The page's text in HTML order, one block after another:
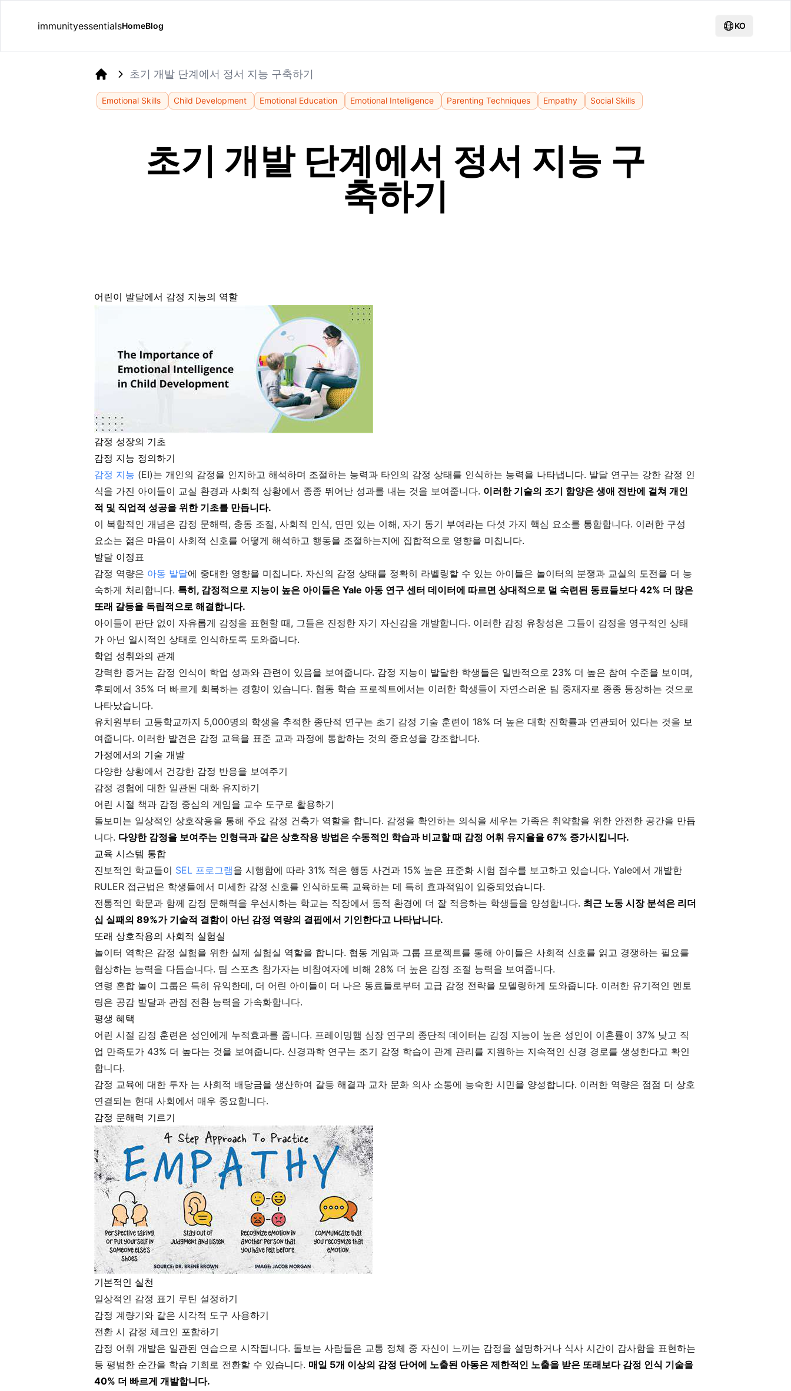
immunityessentialsHomeBlog KO
초기 개발 단계에서 정서 지능 구축하기
Emotional Skills Child Development Emotional Education Emotional Intelligence Parenting Techniques Empathy Social Skills
초기 개발 단계에서 정서 지능 구
축하기
어린이 발달에서 감정 지능의 역할
감정 성장의 기초
감정 지능 정의하기
감정 지능 (EI)는 개인의 감정을 인지하고 해석하며 조절하는 능력과 타인의 감정 상태를 인식하는 능력을 나타냅니다. 발달 연구는 강한 감정 인
식을 가진 아이들이 교실 환경과 사회적 상황에서 종종 뛰어난 성과를 내는 것을 보여줍니다. 이러한 기술의 조기 함양은 생애 전반에 걸쳐 개인
적 및 직업적 성공을 위한 기초를 만듭니다.
이 복합적인 개념은 감정 문해력, 충동 조절, 사회적 인식, 연민 있는 이해, 자기 동기 부여라는 다섯 가지 핵심 요소를 통합합니다. 이러한 구성
요소는 젊은 마음이 사회적 신호를 어떻게 해석하고 행동을 조절하는지에 집합적으로 영향을 미칩니다.
발달 이정표
감정 역량은 아동 발달에 중대한 영향을 미칩니다. 자신의 감정 상태를 정확히 라벨링할 수 있는 아이들은 놀이터의 분쟁과 교실의 도전을 더 능
숙하게 처리합니다. 특히, 감정적으로 지능이 높은 아이들은 Yale 아동 연구 센터 데이터에 따르면 상대적으로 덜 숙련된 동료들보다 42% 더 많은
또래 갈등을 독립적으로 해결합니다.
아이들이 판단 없이 자유롭게 감정을 표현할 때, 그들은 진정한 자기 자신감을 개발합니다. 이러한 감정 유창성은 그들이 감정을 영구적인 상태
가 아닌 일시적인 상태로 인식하도록 도와줍니다.
학업 성취와의 관계
강력한 증거는 감정 인식이 학업 성과와 관련이 있음을 보여줍니다. 감정 지능이 발달한 학생들은 일반적으로 23% 더 높은 참여 수준을 보이며,
후퇴에서 35% 더 빠르게 회복하는 경향이 있습니다. 협동 학습 프로젝트에서는 이러한 학생들이 자연스러운 팀 중재자로 종종 등장하는 것으로
나타났습니다.
유치원부터 고등학교까지 5,000명의 학생을 추적한 종단적 연구는 초기 감정 기술 훈련이 18% 더 높은 대학 진학률과 연관되어 있다는 것을 보
여줍니다. 이러한 발견은 감정 교육을 표준 교과 과정에 통합하는 것의 중요성을 강조합니다.
가정에서의 기술 개발
다양한 상황에서 건강한 감정 반응을 보여주기
감정 경험에 대한 일관된 대화 유지하기
어린 시절 책과 감정 중심의 게임을 교수 도구로 활용하기
돌보미는 일상적인 상호작용을 통해 주요 감정 건축가 역할을 합니다. 감정을 확인하는 의식을 세우는 가족은 취약함을 위한 안전한 공간을 만듭
니다. 다양한 감정을 보여주는 인형극과 같은 상호작용 방법은 수동적인 학습과 비교할 때 감정 어휘 유지율을 67% 증가시킵니다.
교육 시스템 통합
진보적인 학교들이 SEL 프로그램을 시행함에 따라 31% 적은 행동 사건과 15% 높은 표준화 시험 점수를 보고하고 있습니다. Yale에서 개발한
RULER 접근법은 학생들에서 미세한 감정 신호를 인식하도록 교육하는 데 특히 효과적임이 입증되었습니다.
전통적인 학문과 함께 감정 문해력을 우선시하는 학교는 직장에서 동적 환경에 더 잘 적응하는 학생들을 양성합니다. 최근 노동 시장 분석은 리더
십 실패의 89%가 기술적 결함이 아닌 감정 역량의 결핍에서 기인한다고 나타납니다.
또래 상호작용의 사회적 실험실
놀이터 역학은 감정 실험을 위한 실제 실험실 역할을 합니다. 협동 게임과 그룹 프로젝트를 통해 아이들은 사회적 신호를 읽고 경쟁하는 필요를
협상하는 능력을 다듬습니다. 팀 스포츠 참가자는 비참여자에 비해 28% 더 높은 감정 조절 능력을 보여줍니다.
연령 혼합 놀이 그룹은 특히 유익한데, 더 어린 아이들이 더 나은 동료들로부터 고급 감정 전략을 모델링하게 도와줍니다. 이러한 유기적인 멘토
링은 공감 발달과 관점 전환 능력을 가속화합니다.
평생 혜택
어린 시절 감정 훈련은 성인에게 누적효과를 줍니다. 프레이밍햄 심장 연구의 종단적 데이터는 감정 지능이 높은 성인이 이혼률이 37% 낮고 직
업 만족도가 43% 더 높다는 것을 보여줍니다. 신경과학 연구는 조기 감정 학습이 관계 관리를 지원하는 지속적인 신경 경로를 생성한다고 확인
합니다.
감정 교육에 대한 투자 는 사회적 배당금을 생산하여 갈등 해결과 교차 문화 의사 소통에 능숙한 시민을 양성합니다. 이러한 역량은 점점 더 상호
연결되는 현대 사회에서 매우 중요합니다.
감정 문해력 기르기
기본적인 실천
일상적인 감정 표기 루틴 설정하기
감정 계량기와 같은 시각적 도구 사용하기
전환 시 감정 체크인 포함하기
감정 어휘 개발은 일관된 연습으로 시작됩니다. 돌보는 사람들은 교통 정체 중 자신이 느끼는 감정을 설명하거나 식사 시간이 감사함을 표현하는
등 평범한 순간을 학습 기회로 전환할 수 있습니다. 매일 5개 이상의 감정 단어에 노출된 아동은 제한적인 노출을 받은 또래보다 감정 인식 기술을
40% 더 빠르게 개발합니다.